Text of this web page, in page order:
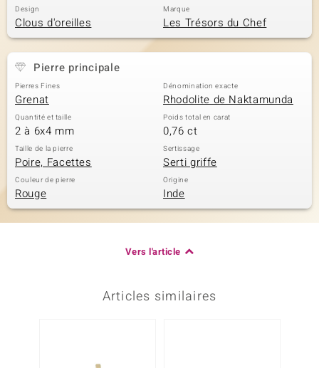
Design
Clous d'oreilles
Marque
Les Trésors du Chef
Pierre principale
Pierres Fines
Grenat
Dénomination exacte
Rhodolite de Naktamunda
Quantité et taille
2 à 6x4 mm
Poids total en carat
0,76 ct
Taille de la pierre
Poire, Facettes
Sertissage
Serti griffe
Couleur de pierre
Rouge
Origine
Inde
Vers l'article
Articles similaires